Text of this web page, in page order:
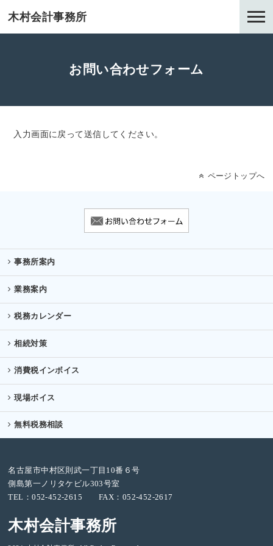
木村会計事務所
お問い合わせフォーム
入力画面に戻って送信してください。
ページトップへ
事務所案内
業務案内
税務カレンダー
相続対策
消費税インボイス
現場ボイス
無料税務相談
名古屋市中村区則武一丁目10番６号
側島第一ノリタケビル303号室
TEL：052-452-2615 FAX：052-452-2617
木村会計事務所